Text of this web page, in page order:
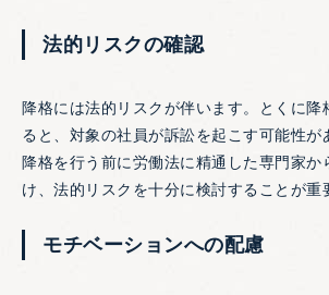
法的リスクの確認
降格には法的リスクが伴います。とくに降
ると、対象の社員が訴訟を起こす可能性が
降格を行う前に労働法に精通した専門家か
け、法的リスクを十分に検討することが重
モチベーションへの配慮